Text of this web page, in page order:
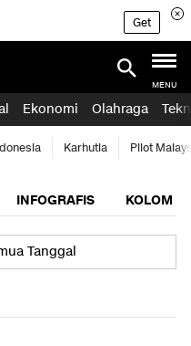
Get
MENU
Ekonomi Olahraga
Karhutla Pilot
INFOGRAFIS KOLOM